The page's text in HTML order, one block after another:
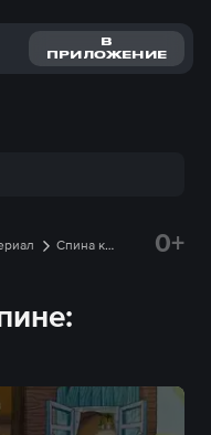
В
ПРИЛОЖЕНИЕ
Спина к
0+